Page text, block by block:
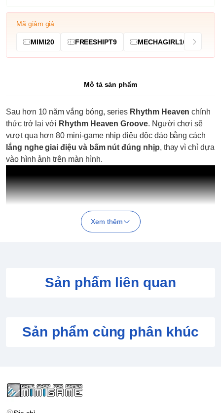
Mã giảm giá
MIMI20 FREESHIPT9 MECHAGIRL10
Mô tả sản phẩm
Sau hơn 10 năm vắng bóng, series Rhythm Heaven chính
thức trở lại với Rhythm Heaven Groove. Người chơi sẽ
vượt qua hơn 80 mini-game nhịp điệu độc đáo bằng cách
lắng nghe giai điệu và bấm nút đúng nhịp, thay vì chỉ dựa
vào hình ảnh trên màn hình.
Trò chơi vẫn giữ phong cách hài hước, đáng yêu đặc trưng
ngày đầu, sáng tác.
cục bộ.
Gameplay đơn giản, dễ làm quen nhưng đòi hỏi cảm nhịp
chính xác.
Xem thêm
Sản phẩm liên quan
Sản phẩm cùng phân khúc